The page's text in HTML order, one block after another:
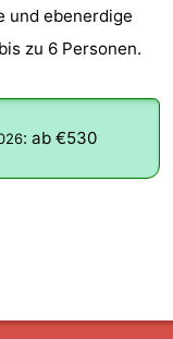
und ebenerdige
zu 6 Personen.
: ab €530